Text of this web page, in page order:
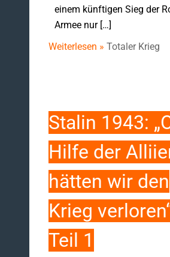
einem künftigen Sieg der
Armee nur […]
Weiterlesen » Totaler Krieg
Stalin 1943:
Hilfe der
hätten wir den
Krieg
Teil 1